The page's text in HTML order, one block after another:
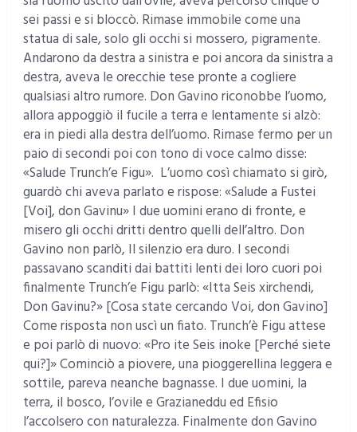
sei passi e si bloccò. Rimase immobile come una
statua di sale, solo gli occhi si mossero, pigramente.
Andarono da destra a sinistra e poi ancora da sinistra a
destra, aveva le orecchie tese pronte a cogliere
qualsiasi altro rumore. Don Gavino riconobbe l’uomo,
allora appoggiò il fucile a terra e lentamente si alzò:
era in piedi alla destra dell’uomo. Rimase fermo per un
paio di secondi poi con tono di voce calmo disse:
«Salude Trunch’e Figu». L’uomo così chiamato si girò,
guardò chi aveva parlato e rispose: «Salude a Fustei
[Voi], don Gavinu» I due uomini erano di fronte, e
misero gli occhi dritti dentro quelli dell’altro. Don
Gavino non parlò, Il silenzio era duro. I secondi
passavano scanditi dai battiti lenti dei loro cuori poi
finalmente Trunch’e Figu parlò: «Itta Seis xirchendi,
Don Gavinu?» [Cosa state cercando Voi, don Gavino]
Come risposta non uscì un fiato. Trunch’è Figu attese
e poi parlò di nuovo: «Pro ite Seis inoke [Perché siete
qui?]» Cominciò a piovere, una pioggerellina leggera e
sottile, pareva neanche bagnasse. I due uomini, la
terra, il bosco, l’ovile e Grazianeddu ed Efisio
l’accolsero con naturalezza. Finalmente don Gavino